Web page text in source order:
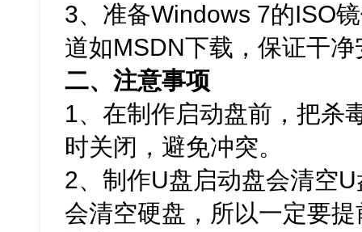
3、准备Windows 7的ISO
道如MSDN下载，保证干净
二、注意事项
1、在制作启动盘前，把杀
时关闭，避免冲突。
2、制作U盘启动盘会清空
会清空硬盘，所以一定要